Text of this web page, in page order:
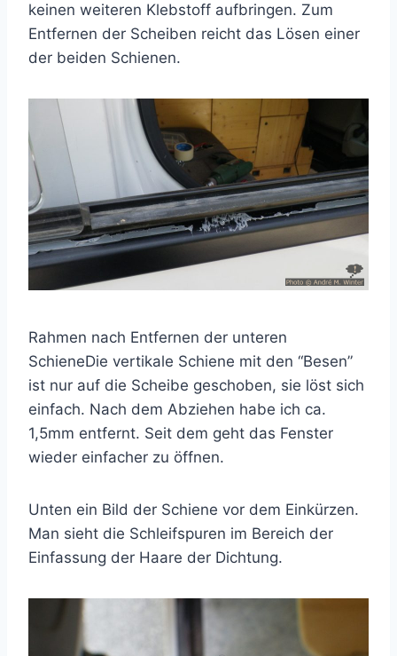
keinen weiteren Klebstoff aufbringen. Zum
Entfernen der Scheiben reicht das Lösen einer
der beiden Schienen.
Rahmen nach Entfernen der unteren
SchieneDie vertikale Schiene mit den “Besen”
ist nur auf die Scheibe geschoben, sie löst sich
einfach. Nach dem Abziehen habe ich ca.
1,5mm entfernt. Seit dem geht das Fenster
wieder einfacher zu öffnen.
Unten ein Bild der Schiene vor dem Einkürzen.
Man sieht die Schleifspuren im Bereich der
Einfassung der Haare der Dichtung.